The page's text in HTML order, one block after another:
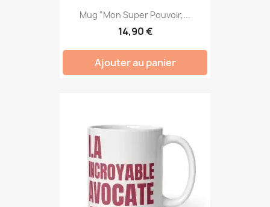
Mug "Mon Super Pouvoir,...
14,90 €
Ajouter au panier